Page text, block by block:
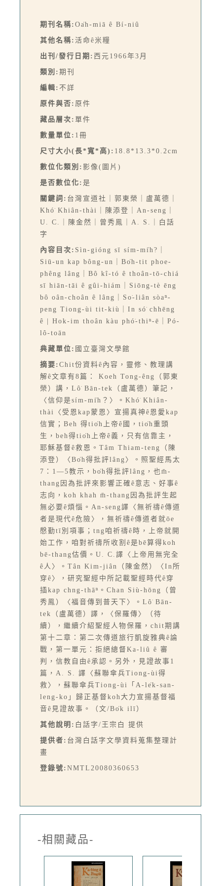
期刊名稱: Oa̍h-miā ê Bí-niû
其他名稱: 活命ê米糧
出刊/發行日期: 西元1966年3月
類別: 期刊
編輯: 不詳
原件與否: 原件
藏品層次: 單件
數量單位: 1冊
尺寸大小(長*寬*高): 18.8*13.3*0.2cm
數位化類別: 影像(圖片)
是否數位化: 是
關鍵詞: 台灣宣道社｜郭東榮｜盧萬德｜
Khó͘ Khiân-thài｜陳添登｜An-seng｜
U. C.｜陳金然｜曾秀鳯｜A. S.｜白話
字
內容目次: Sìn-gióng sī sím-mi̍h?｜
Siū-un kap bông-un｜Bo̍h-tit phoe-
phêng lâng｜Bô kî-tó ê thoân-tō-chiá
sī hiān-tāi ê gûi-hiám｜Siōng-tè ēng
bô oân-choân ê lâng｜So͘-liân sòaⁿ-
peng Tiong-ùi tit-kiù｜In só͘ chhēng
ê | Hok-im thoân kàu phó͘-thiⁿ-ē｜Pó-
lô-toān
典藏單位: 國立臺灣文學館
摘要: Chit份資料ê內容，靈修、教理講
解ê文章有8篇： Koeh Tong-êng（郭東
榮）講，Lô͘ Bān-tek（盧萬德）筆記，
〈信仰是sím-mi̍h？〉。Khó͘ Khiân-
thài〈受恩kap蒙恩〉宣揚真神ê恩愛kap
信實；Beh 得tio̍h上帝ê國，tio̍h重頭
生，beh得tio̍h上帝ê義，只有信靠主，
耶穌基督ê救恩。Tâm Thiam-teng（陳
添登）〈Bo̍h得批評lâng〉。照聖經馬太
7：1—5教示，bo̍h得批評lâng，也m̄-
thang因為批評來影響正確ê意志、好事ê
志向，koh khah m̄-thang因為批評生起
無必要ê煩惱。An-seng譯〈無祈禱ê傳道
者是現代ê危險〉，無祈禱ê傳道者就ōe
慇勤tī別項事；tng咱祈禱ê時，上帝就開
始工作，咱對祈禱所收割ê是bē算得koh
bē-thang估價。U. C.譯〈上帝用無完全
ê人〉。Tân Kim-jiân（陳金然）〈In所
穿ê〉，研究聖經中所記載聖經時代ê穿
插kap chng-thāⁿ。Chan Siù-hōng（曾
秀鳯）〈福音傳到普天下〉。Lô͘ Bān-
tek（盧萬德）譯，〈保羅傳〉（待
續），繼續介紹聖經人物保羅，chit期講
第十二章：第二次傳道旅行凱旋雅典ê論
戰，第一單元：拒絕總督Ka-liû ê 審
判，信教自由ê承認。另外，見證故事1
篇，A. S. 譯〈蘇聯傘兵Tiong-ùi得
救〉，蘇聯傘兵Tiong-ùi「A-le̍k-san-
leng-ko」歸正基督koh大力宣揚基督福
音ê見證故事。（文/Bo̍k ilī）
其他說明: 白話字/王宗白 提供
提供者: 台灣白話字文學資料蒐集整理計
畫
登錄號: NMTL20080360653
-相關藏品-